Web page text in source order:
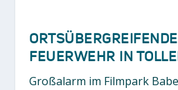
FEUERWEHR IN
Großalarm im Filmpark